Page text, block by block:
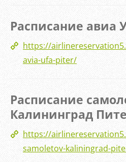
Расписание авиа
https://
avia-ufa-piter/
Расписание
Калининград
https://
samoletov-kaliningrad-